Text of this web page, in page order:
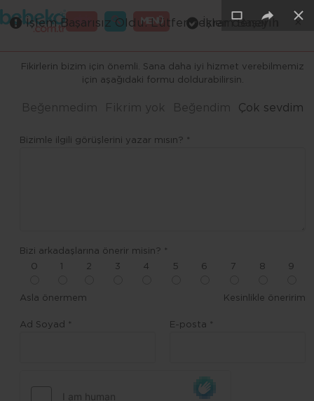
MENÜ
GİRİŞ
Fikirlerin bizim için önemli. Sana daha iyi hizmet verebilmemiz
için aşağıdaki formu doldurabilirsin.
Beğenmedim Fikrim yok Beğendim Çok sevdim
Bizimle ilgili görüşlerini yazar mısın? *
Bizi arkadaşlarına önerir misin? *
0
2 3 4 5 6 7 8 9
Asla önermem Kesinlikle öneririm
Ad Soyad * E-posta *
×
×
×
×
İşlem Başarılı ×
İşlem Başarısız Oldu. Lütfen tekrar deneyin ×